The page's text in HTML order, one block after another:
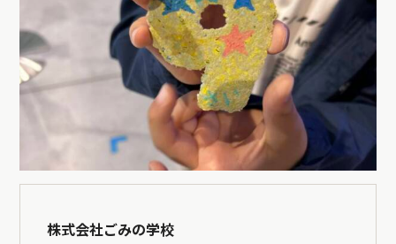
株式会社ごみの学校